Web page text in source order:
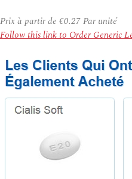
Prix à partir de €0.27Par unité
Follow this link to Order Generic